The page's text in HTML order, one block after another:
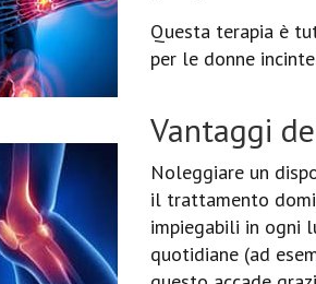
Questa terapia è
per le donne
Vantaggi
Noleggiare un
il trattamento
impiegabili in ogni
quotidiane (ad